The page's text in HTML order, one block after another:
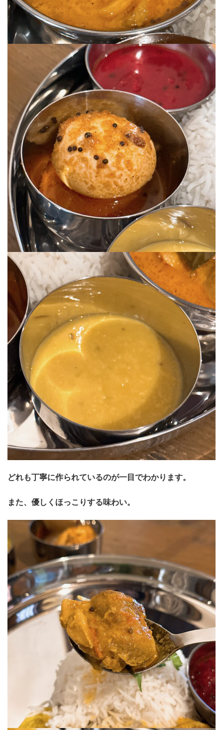
どれも丁寧に作られているのが一目でわかります。
また、優しくほっこりする味わい。